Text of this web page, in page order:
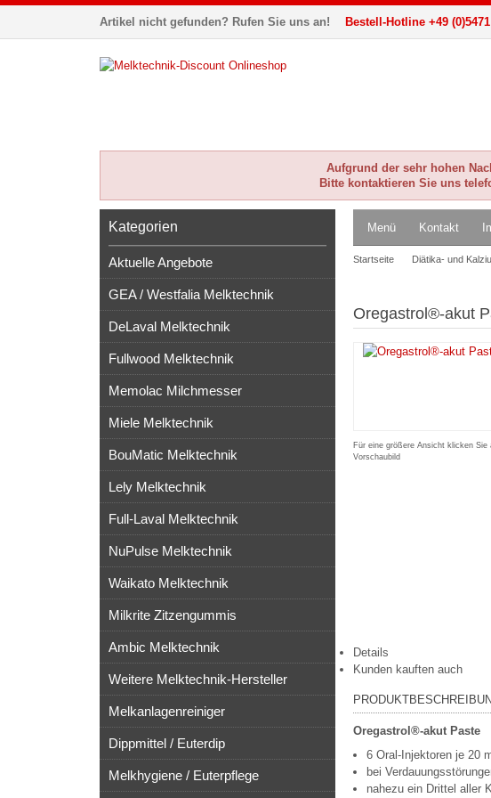
Artikel nicht gefunden? Rufen Sie uns an! Bestell-Hotline +49
Aufgrund der sehr hohen
Bitte kontaktieren Sie uns
Menü Kontakt
Startseite Diätika- und
Oregastrol®-akut
Für eine größere Ansicht klicken Sie
Vorschaubild
Details
Kunden kauften auch
Oregastrol®-akut Paste
6 Oral-Injektoren je 20
bei
nahezu ein Drittel aller
Kategorien
Aktuelle Angebote
GEA / Westfalia Melktechnik
DeLaval Melktechnik
Fullwood Melktechnik
Memolac Milchmesser
Miele Melktechnik
BouMatic Melktechnik
Lely Melktechnik
Full-Laval Melktechnik
NuPulse Melktechnik
Waikato Melktechnik
Milkrite Zitzengummis
Ambic Melktechnik
Weitere Melktechnik-Hersteller
Melkanlagenreiniger
Dippmittel / Euterdip
Melkhygiene / Euterpflege